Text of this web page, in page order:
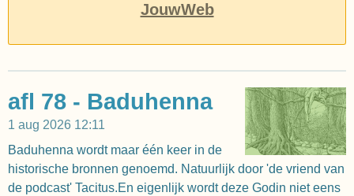
JouwWeb
afl 78 - Baduhenna
1 aug 2026 12:11
Baduhenna wordt maar één keer in de
historische bronnen genoemd. Natuurlijk door 'de vriend van
de podcast' Tacitus.En eigenlijk wordt deze Godin niet eens